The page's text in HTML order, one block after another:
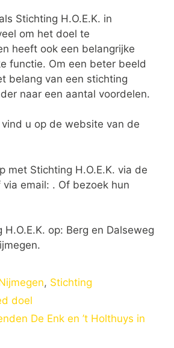
Stichting H.O.E.K. in
om het doel te
heeft ook een belangrijke
functie. Om een beter beeld
belang van een stichting
naar een aantal voordelen.
u op de website van de
met Stichting H.O.E.K. via de
email: . Of bezoek hun
op: Berg en Dalseweg
, Stichting
doel
De Enk en ’t Holthuys in